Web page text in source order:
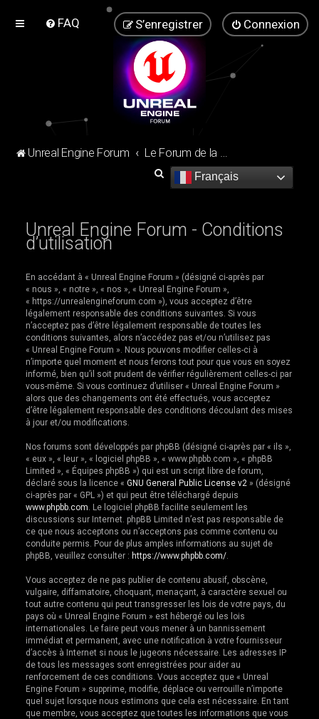
FAQ Connexion
S’enregistrer
Unreal Engine Forum Le Forum de la communauté Unreal Engine !
Français
R
e
h
r
c
h
e
r
Unreal Engine Forum - Conditions
d’utilisation
En accédant à « Unreal Engine Forum » (désigné ci-après par
« nous », « notre », « nos », « Unreal Engine Forum »,
« https://unrealengineforum.com »), vous acceptez d’être
légalement responsable des conditions suivantes. Si vous
n’acceptez pas d’être légalement responsable de toutes les
conditions suivantes, alors n’accédez pas et/ou n’utilisez pas
« Unreal Engine Forum ». Nous pouvons modifier celles-ci à
n’importe quel moment et nous ferons tout pour que vous en soyez
informé, bien qu’il soit prudent de vérifier régulièrement celles-ci par
vous-même. Si vous continuez d’utiliser « Unreal Engine Forum »
alors que des changements ont été effectués, vous acceptez
d’être légalement responsable des conditions découlant des mises
à jour et/ou modifications.
Nos forums sont développés par phpBB (désigné ci-après par « ils »,
« eux », « leur », « logiciel phpBB », « www.phpbb.com », « phpBB
Limited », « Équipes phpBB ») qui est un script libre de forum,
déclaré sous la licence «GNU General Public License v2 » (désigné
ci-après par « GPL ») et qui peut être téléchargé depuis
www.phpbb.com . Le logiciel phpBB facilite seulement les
discussions sur Internet. phpBB Limited n’est pas responsable de
ce que nous acceptons ou n’acceptons pas comme contenu ou
conduite permis. Pour de plus amples informations au sujet de
phpBB, veuillez consulter : https://www.phpbb.com/
Vous acceptez de ne pas publier de contenu abusif, obscène,
vulgaire, diffamatoire, choquant, menaçant, à caractère sexuel ou
tout autre contenu qui peut transgresser les lois de votre pays, du
pays où « Unreal Engine Forum » est hébergé ou les lois
internationales. Le faire peut vous mener à un bannissement
immédiat et permanent, avec une notification à votre fournisseur
d’accès à Internet si nous le jugeons nécessaire. Les adresses IP
de tous les messages sont enregistrées pour aider au
renforcement de ces conditions. Vous acceptez que « Unreal
Engine Forum » supprime, modifie, déplace ou verrouille n’importe
quel sujet lorsque nous estimons que cela est nécessaire. En tant
que membre, vous acceptez que toutes les informations que vous